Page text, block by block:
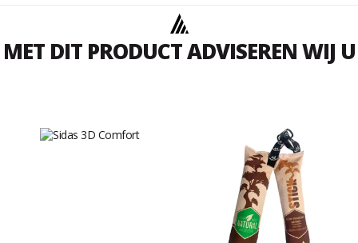
MET DIT PRODUCT ADVISEREN WIJ U